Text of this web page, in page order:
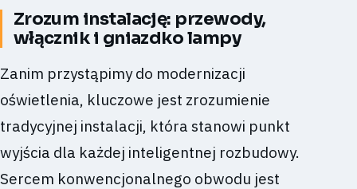
Zrozum instalację: przewody,
włącznik i gniazdko lampy
Zanim przystąpimy do modernizacji
oświetlenia, kluczowe jest zrozumienie
tradycyjnej instalacji, która stanowi punkt
wyjścia dla każdej inteligentnej rozbudowy.
Sercem konwencjonalnego obwodu jest